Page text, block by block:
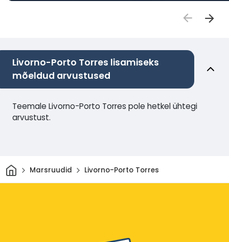
Livorno-Porto Torres lisamiseks
mõeldud arvustused
Teemale Livorno-Porto Torres pole hetkel ühtegi
arvustust.
Avaleht
Marsruudid Livorno-Porto Torres